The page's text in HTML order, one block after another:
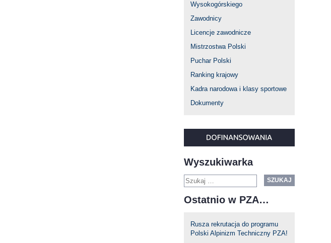
Wysokogórskiego
Zawodnicy
Licencje zawodnicze
Mistrzostwa Polski
Puchar Polski
Ranking krajowy
Kadra narodowa i klasy sportowe
Dokumenty
Wyszukiwarka
SZUKAJ
Ostatnio w PZA…
Rusza rekrutacja do programu
Polski Alpinizm Techniczny PZA!